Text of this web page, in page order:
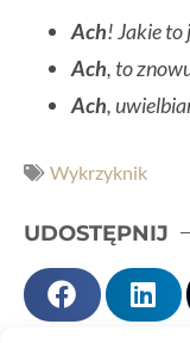
Ach! Jakie to
Ach, to
Ach,
Wykrzyknik
UDOSTĘPNIJ